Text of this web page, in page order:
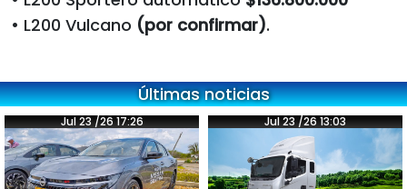
• L200 Vulcano (por confirmar).
Últimas noticias
Jul 23 /26 17:26 Jul 23 /26 13:03